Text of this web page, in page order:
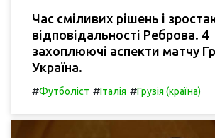
Час сміливих рішень і
відповідальності Реброва. 4
захоплюючі аспекти матчу
Україна.
#Футболіст #Італія #Грузія (країна)